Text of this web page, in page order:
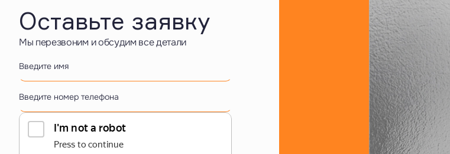
Оставьте заявку
Мы перезвоним и обсудим все детали
Введите имя
Введите номер телефона